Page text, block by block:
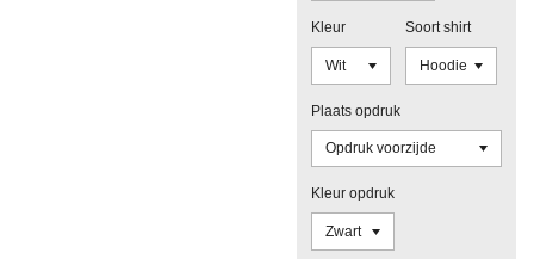
Kleur Soort shirt
Plaats opdruk
Kleur opdruk